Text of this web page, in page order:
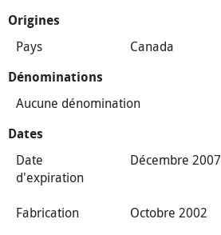
Origines
Pays Canada
Dénominations
Aucune dénomination
Dates
Date
d'expiration
Décembre 2007
Fabrication Octobre 2002